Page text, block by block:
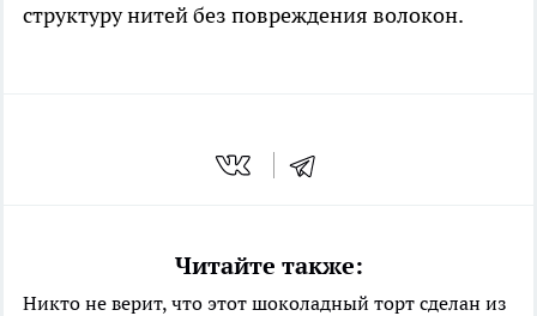
структуру нитей без повреждения волокон.
Читайте также:
Никто не верит, что этот шоколадный торт сделан из